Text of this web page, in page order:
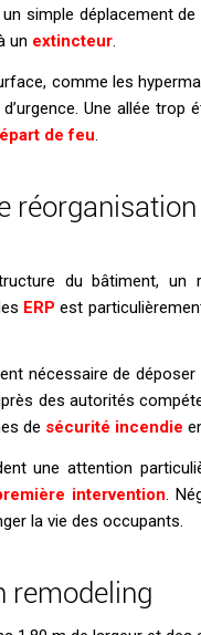
simple déplacement
un extincteur.
comme les
Une allée trop
de feu.
du bâtiment, un
ERP est
nécessaire de déposer
des autorités
de sécurité incendie
une attention
intervention.
la vie des occupants.
remodeling